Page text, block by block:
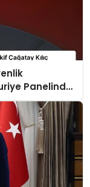
Panelinde